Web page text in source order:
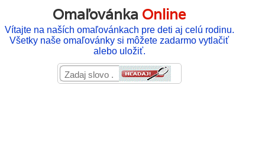
Omaľovánka Online
Vítajte na naších omaľovánkach pre deti aj celú rodinu.
Všetky naše omaľovánky si môžete zadarmo vytlačiť
alebo uložiť.